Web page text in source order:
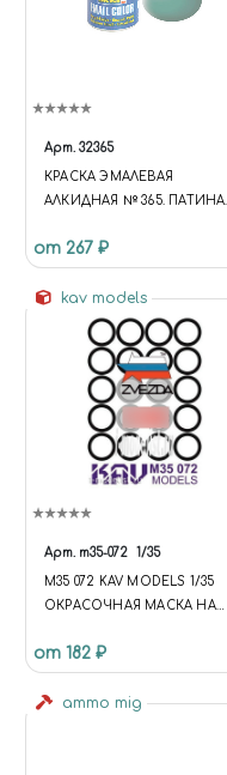
Арт. 32365
КРАСКА ЭМАЛЕВАЯ
АЛКИДНАЯ № 365. ПАТИНА
МАТОВАЯ, 14 МЛ.
от 267 ₽
kav models
Арт. m35-072 1/35
M35 072 KAV MODELS 1/35
ОКРАСОЧНАЯ МАСКА НА
(ЗВЕЗДА 3687)
от 182 ₽
ammo mig